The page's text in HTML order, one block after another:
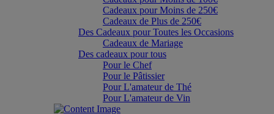
Cadeaux pour Moins de 250€
Cadeaux de Plus de 250€
Des Cadeaux pour Toutes les Occasions
Cadeaux de Mariage
Des cadeaux pour tous
Pour le Chef
Pour le Pâtissier
Pour L'amateur de Thé
Pour L'amateur de Vin